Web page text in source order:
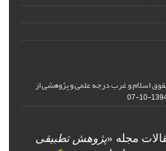
اسلام و غرب درجه علمی و پژوهشی از
1394-
مجله «پژوهش تطبیقی